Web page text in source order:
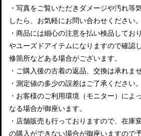
・写真をご覧いただきダメージや汚れ等
したら、お気軽にお問い合わせください。
・商品には細心の注意を払い検品してお
やユーズドアイテムになりますので確認
修箇所などある場合がございます。
・ご購入後の古着の返品、交換は承れませ
・測定値の多少の誤差はご了承ください。
・お客様のご利用環境（モニター）によ
なる場合が御座います。
・店舗販売も行っておりますので、在庫
の購入ができない場合が御座いますので